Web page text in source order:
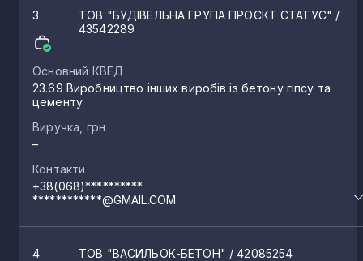
3 ТОВ "БУДІВЕЛЬНА ГРУПА ПРОЄКТ СТАТУС" /
43542289
Основний КВЕД
23.69 Виробництво інших виробів із бетону гіпсу та
цементу
Виручка, грн
–
Контакти
+38(068)**********
************@GMAIL.COM
4 ТОВ "ВАСИЛЬОК-БЕТОН" / 42085254